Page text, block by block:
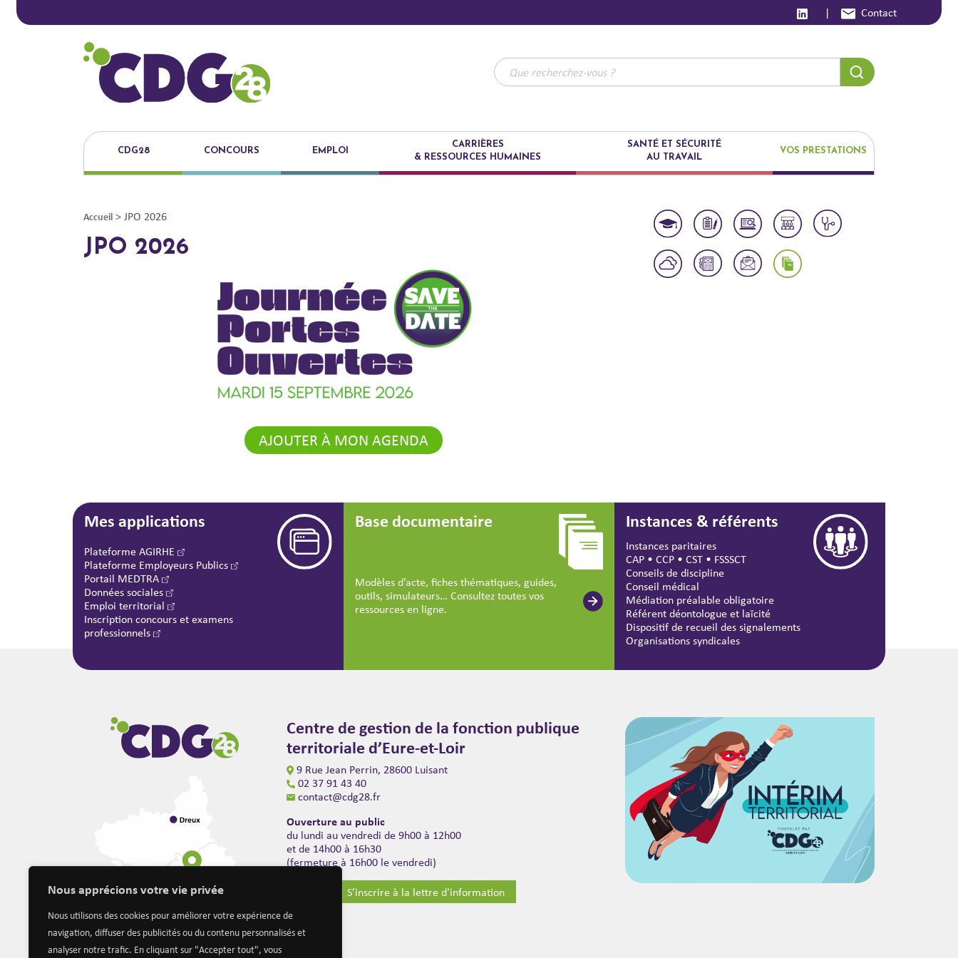
Nous apprécions votre vie privée
Nous utilisons des cookies pour améliorer votre expérience de
navigation, diffuser des publicités ou du contenu personnalisés et
analyser notre trafic. En cliquant sur "Accepter tout", vous
| Contact
CDG28 CONCOURS EMPLOI
CARRIÈRES
& RESSOURCES HUMAINES
SANTÉ ET SÉCURITÉ
AU TRAVAIL
VOS PRESTATIONS
Accueil >JPO 2026
JPO 2026
AJOUTER À MON AGENDA
Mes applications
Plateforme AGIRHE
Plateforme Employeurs Publics
Portail MEDTRA
Données sociales
Emploi territorial
Inscription concours et examens
professionnels
Base documentaire
Modèles d’acte, fiches thématiques, guides,
outils, simulateurs… Consultez toutes vos
ressources en ligne.
Instances & référents
Instances paritaires
CAP • CCP • CST • FSSSCT
Conseils de discipline
Conseil médical
Médiation préalable obligatoire
Référent déontologue et laïcité
Dispositif de recueil des signalements
Organisations syndicales
Centre de gestion de la fonction publique
territoriale d’Eure-et-Loir
9 Rue Jean Perrin, 28600 Luisant
02 37 91 43 40
contact@cdg28.fr
Ouverture au public
du lundi au vendredi de 9h00 à 12h00
et de 14h00 à 16h30
(fermeture à 16h00 le vendredi)
S’inscrire à la lettre d'information